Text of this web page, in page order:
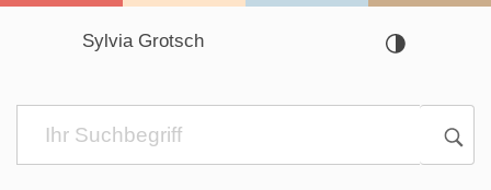
Sylvia Grotsch
Navigation
überspringen